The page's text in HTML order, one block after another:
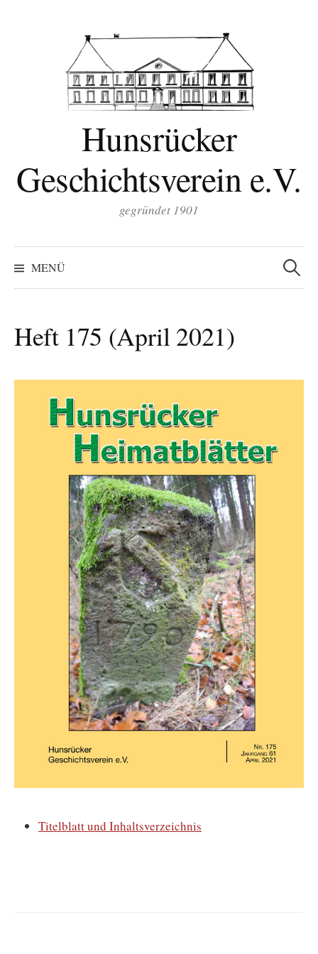
Hunsrücker
Geschichtsverein e.V.
gegründet 1901
MENÜ
Suchen
nach:
Heft 175 (April 2021)
Titelblatt und Inhaltsverzeichnis